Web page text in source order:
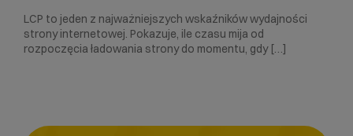
LCP to jeden z najważniejszych wskaźników wydajności
strony internetowej. Pokazuje, ile czasu mija od
rozpoczęcia ładowania strony do momentu, gdy […]